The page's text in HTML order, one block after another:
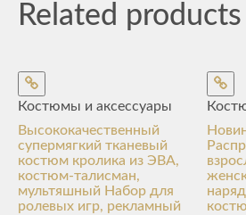
Related products
Костюмы и аксессуары
Высококачественный
супермягкий тканевый
костюм кролика из ЭВА,
костюм-талисман,
мультяшный Набор для
ролевых игр, рекламный